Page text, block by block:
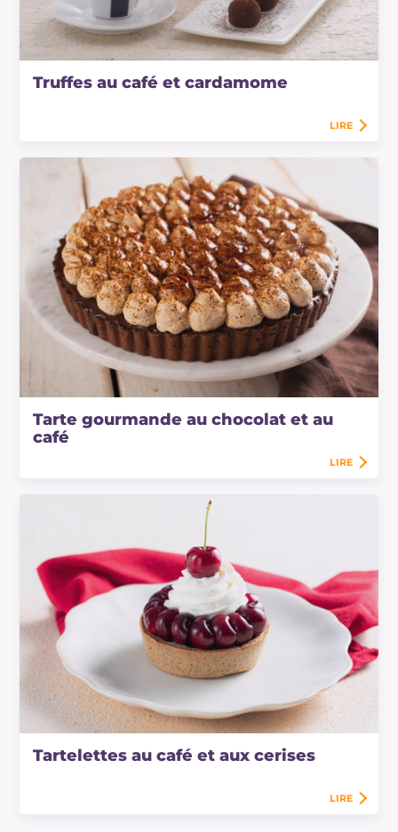
Truffes au café et cardamome
LIRE
Tarte gourmande au chocolat et au
café
LIRE
Tartelettes au café et aux cerises
LIRE